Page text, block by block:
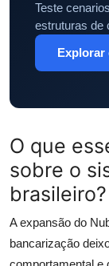
Teste
estruturas de
O que
sobre o
brasileiro?
A expansão do
bancarização